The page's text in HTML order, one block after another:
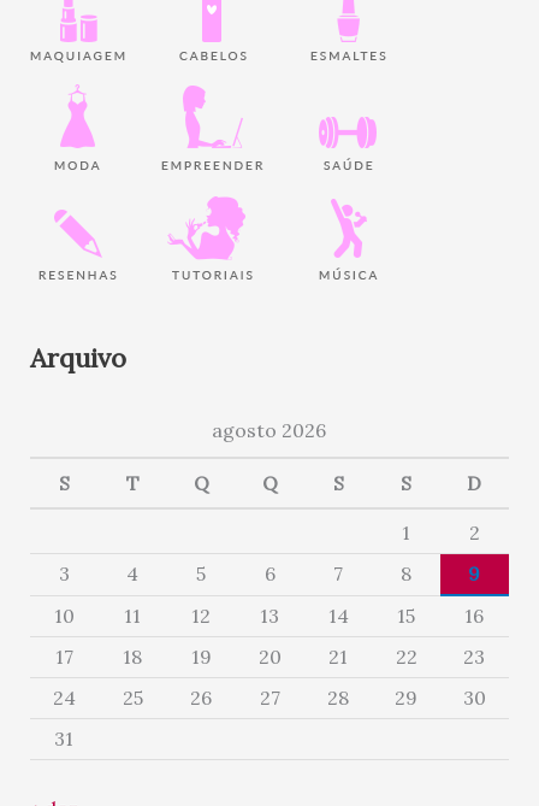
Arquivo
agosto 2026
S T Q Q S S D
1
2
3
4 5 6 7 8
9
10
11 12 13 14 15
16
17
18 19 20 21 22
23
24
25 26 27 28 29
30
31